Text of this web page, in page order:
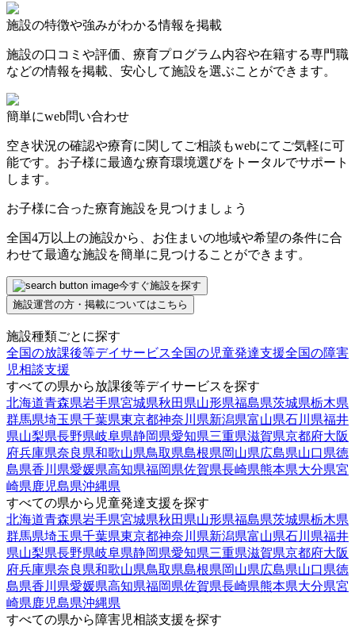
施設の特徴や強みがわかる情報を掲載
施設の口コミや評価、療育プログラム内容や在籍する専門職
などの情報を掲載、安心して施設を選ぶことができます。
簡単にweb問い合わせ
空き状況の確認や療育に関してご相談もwebにてご気軽に可
能です。お子様に最適な療育環境選びをトータルでサポート
します。
お子様に合った療育施設を見つけましょう
全国4万以上の施設から、お住まいの地域や希望の条件に合
わせて最適な施設を簡単に見つけることができます。
今すぐ施設を探す
施設運営の方・掲載についてはこちら
施設種類ごとに探す
全国の放課後等デイサービス全国の児童発達支援全国の障害
児相談支援
すべての県から放課後等デイサービスを探す
北海道青森県岩手県宮城県秋田県山形県福島県茨城県栃木県
群馬県埼玉県千葉県東京都神奈川県新潟県富山県石川県福井
県山梨県長野県岐阜県静岡県愛知県三重県滋賀県京都府大阪
府兵庫県奈良県和歌山県鳥取県島根県岡山県広島県山口県徳
島県香川県愛媛県高知県福岡県佐賀県長崎県熊本県大分県宮
崎県鹿児島県沖縄県
すべての県から児童発達支援を探す
北海道青森県岩手県宮城県秋田県山形県福島県茨城県栃木県
群馬県埼玉県千葉県東京都神奈川県新潟県富山県石川県福井
県山梨県長野県岐阜県静岡県愛知県三重県滋賀県京都府大阪
府兵庫県奈良県和歌山県鳥取県島根県岡山県広島県山口県徳
島県香川県愛媛県高知県福岡県佐賀県長崎県熊本県大分県宮
崎県鹿児島県沖縄県
すべての県から障害児相談支援を探す